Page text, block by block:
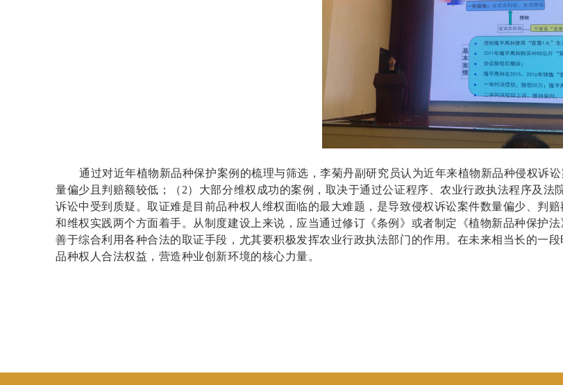
通过对近年植物新品种保护案例的梳理与筛选，李菊丹副研究员认为近年来植物新品种侵权诉
量偏少且判赔额较低；（2）大部分维权成功的案例，取决于通过公证程序、农业行政执法程序及
诉讼中受到质疑。取证难是目前品种权人维权面临的最大难题，是导致侵权诉讼案件数量偏少、判
和维权实践两个方面着手。从制度建设上来说，应当通过修订《条例》或者制定《植物新品种保护
善于综合利用各种合法的取证手段，尤其要积极发挥农业行政执法部门的作用。在未来相当长的一
品种权人合法权益，营造种业创新环境的核心力量。